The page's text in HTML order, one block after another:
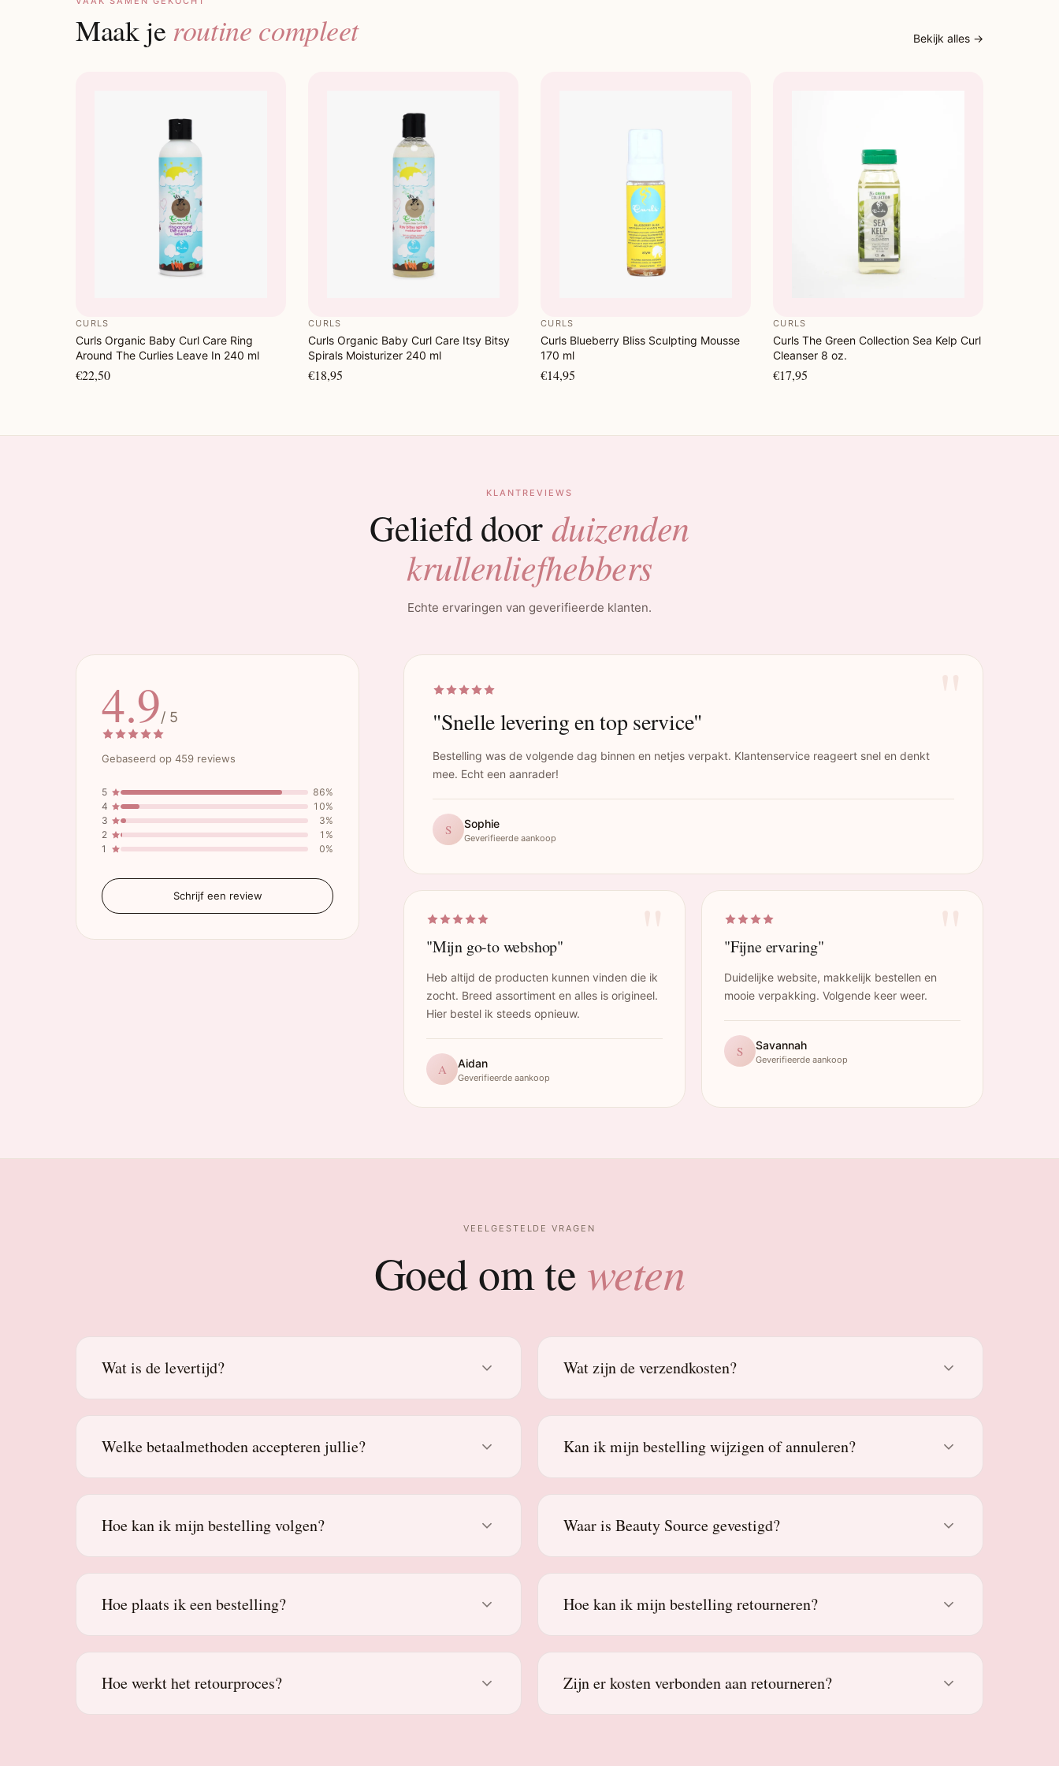
Maak je routine compleet Bekijk alles →
CURLS
Curls Organic Baby Curl Care Ring
Around The Curlies Leave In 240 ml
€22,50
CURLS
Curls Organic Baby Curl Care Itsy Bitsy
Spirals Moisturizer 240 ml
€18,95
CURLS
Curls Blueberry Bliss Sculpting Mousse
170 ml
€14,95
CURLS
Curls The Green Collection Sea Kelp Curl
Cleanser 8 oz.
€17,95
KLANTREVIEWS
Geliefd doorduizenden
krullenliefhebbers
Echte ervaringen van geverifieerde klanten.
4.9/ 5
Gebaseerd op 459 reviews
5
86%
4
10%
3
3%
2
1%
1
0%
Schrijf een review
"Snelle levering en top service"
Bestelling was de volgende dag binnen en netjes verpakt. Klantenservice reageert snel en denkt
mee. Echt een aanrader!
S Sophie
Geverifieerde aankoop
"Mijn go-to webshop"
Heb altijd de producten kunnen vinden die ik
zocht. Breed assortiment en alles is origineel.
Hier bestel ik steeds opnieuw.
A Aidan
Geverifieerde aankoop
"Fijne ervaring"
Duidelijke website, makkelijk bestellen en
mooie verpakking. Volgende keer weer.
S Savannah
Geverifieerde aankoop
VEELGESTELDE VRAGEN
Goed om te weten
Wat is de levertijd? Wat zijn de verzendkosten?
Welke betaalmethoden accepteren jullie? Kan ik mijn bestelling wijzigen of annuleren?
Hoe kan ik mijn bestelling volgen? Waar is Beauty Source gevestigd?
Hoe plaats ik een bestelling? Hoe kan ik mijn bestelling retourneren?
Hoe werkt het retourproces? Zijn er kosten verbonden aan retourneren?